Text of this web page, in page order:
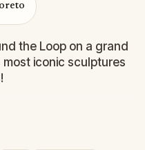
the Loop on a grand
iconic sculptures
to Grant Park,
statues and buildings
City Beautiful